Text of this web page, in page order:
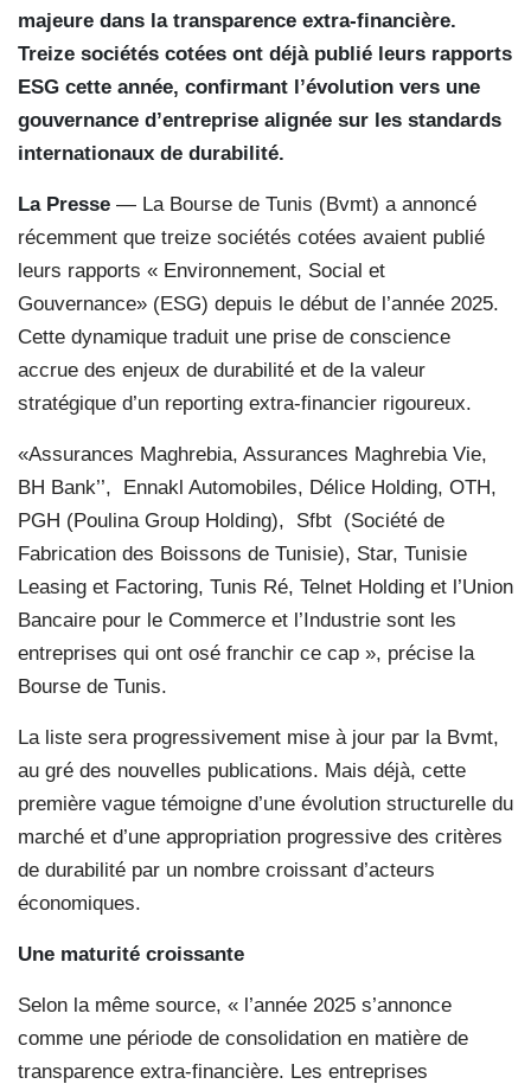
majeure dans la transparence extra-financière.
Treize sociétés cotées ont déjà publié leurs rapports
ESG cette année, confirmant l’évolution vers une
gouvernance d’entreprise alignée sur les standards
internationaux de durabilité.
La Presse — La Bourse de Tunis (Bvmt) a annoncé
récemment que treize sociétés cotées avaient publié
leurs rapports « Environnement, Social et
Gouvernance» (ESG) depuis le début de l’année 2025.
Cette dynamique traduit une prise de conscience
accrue des enjeux de durabilité et de la valeur
stratégique d’un reporting extra-financier rigoureux.
«Assurances Maghrebia, Assurances Maghrebia Vie,
BH Bank’’, Ennakl Automobiles, Délice Holding, OTH,
PGH (Poulina Group Holding), Sfbt (Société de
Fabrication des Boissons de Tunisie), Star, Tunisie
Leasing et Factoring, Tunis Ré, Telnet Holding et l’Union
Bancaire pour le Commerce et l’Industrie sont les
entreprises qui ont osé franchir ce cap », précise la
Bourse de Tunis.
La liste sera progressivement mise à jour par la Bvmt,
au gré des nouvelles publications. Mais déjà, cette
première vague témoigne d’une évolution structurelle du
marché et d’une appropriation progressive des critères
de durabilité par un nombre croissant d’acteurs
économiques.
Une maturité croissante
Selon la même source, « l’année 2025 s’annonce
comme une période de consolidation en matière de
transparence extra-financière. Les entreprises